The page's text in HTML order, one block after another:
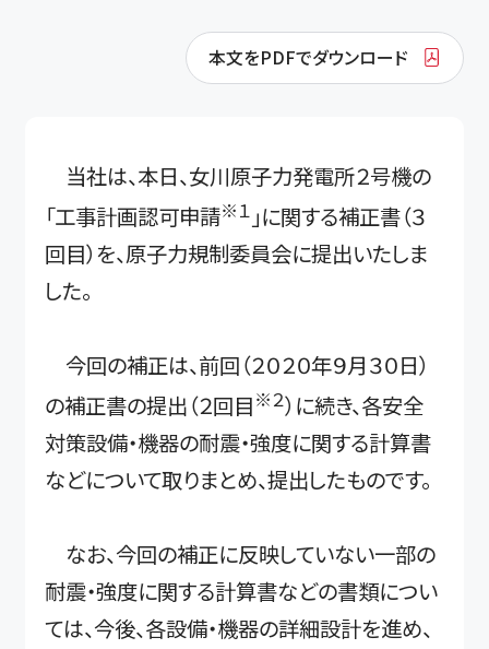
本文をPDFでダウンロード
当社は、本日、女川原子力発電所２号機の
「工事計画認可申請※１ 」に関する補正書（３
回目）を、原子力規制委員会に提出いたしま
した。
今回の補正は、前回（２０２０年９月３０日）
の補正書の提出（２回目※２）に続き、各安全
対策設備・機器の耐震・強度に関する計算書
などについて取りまとめ、提出したものです。
なお、今回の補正に反映していない一部の
耐震・強度に関する計算書などの書類につい
ては、今後、各設備・機器の詳細設計を進め、